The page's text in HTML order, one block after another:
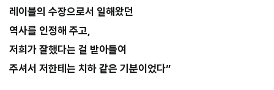
레이블의 수장으로서 일해왔던
역사를 인정해 주고,
저희가 잘했다는 걸 받아들여
주셔서 저한테는 치하 같은 기분이었다”